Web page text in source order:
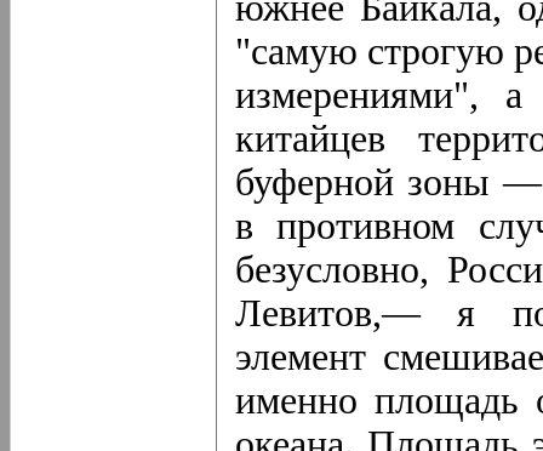
"самую строгую
измерениями",
китайцев
буферной зоны —
в противном
безусловно,
Левитов,— я
элемент
именно площадь